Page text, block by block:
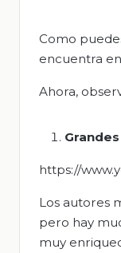
Como
encuentra
Ahora,
https://
Los autores
pero hay
muy